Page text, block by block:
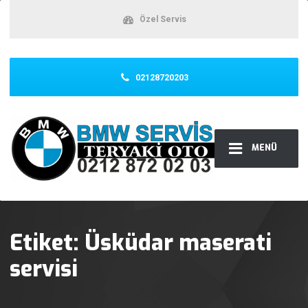
MENÜ
Özel Servis
02128720203
Etiket: Üsküdar maserati
servisi